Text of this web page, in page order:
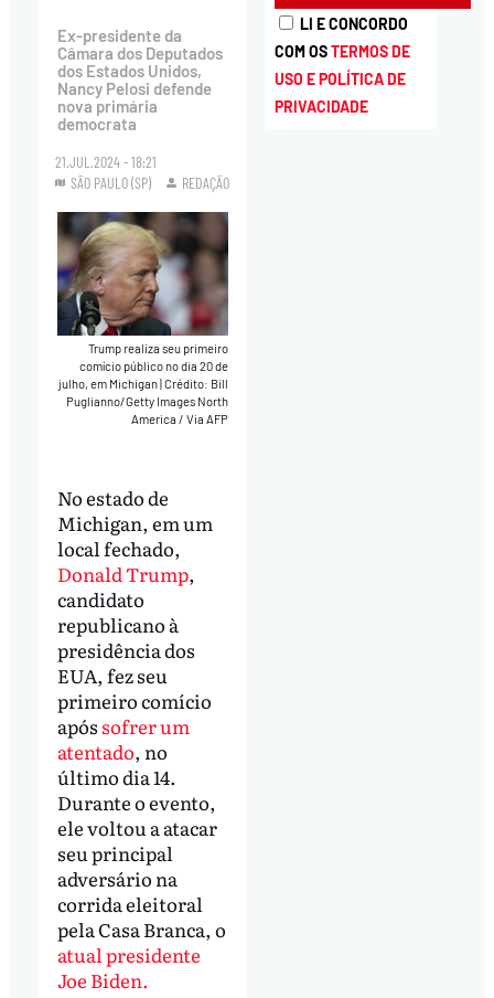
Ex-presidente da
Câmara dos Deputados
dos Estados Unidos,
Nancy Pelosi defende
nova primária
democrata
21.JUL.2024 - 18:21
SÃO PAULO (SP)
REDAÇÃO
Trump realiza seu primeiro
comício público no dia 20 de
julho, em Michigan|Crédito: Bill
Puglianno/Getty Images North
America / Via AFP
No estado de
Michigan, em um
local fechado,
Donald Trump,
candidato
republicano à
presidência dos
EUA, fez seu
primeiro comício
após sofrer um
atentado, no
último dia 14.
Durante o evento,
ele voltou a atacar
seu principal
adversário na
corrida eleitoral
pela Casa Branca, o
atual presidente
Joe Biden.
LI E CONCORDO
COM OSTERMOS DE
USO E POLÍTICA DE
PRIVACIDADE